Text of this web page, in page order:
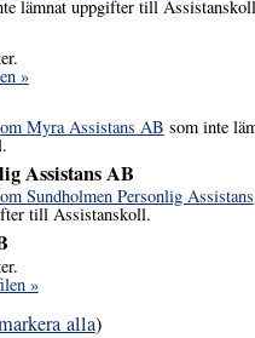
lämnat uppgifter till
»
Myra Assistans AB som inte
Assistans AB
Sundholmen Personlig Assistans
till Assistanskoll.
»
alla)